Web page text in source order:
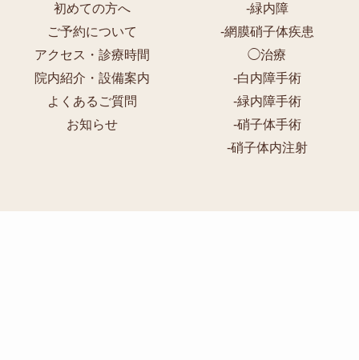
初めての方へ
ご予約について
アクセス・診療時間
院内紹介・設備案内
よくあるご質問
お知らせ
-緑内障
-網膜硝子体疾患
◯治療
-白内障手術
-緑内障手術
-硝子体手術
-硝子体内注射